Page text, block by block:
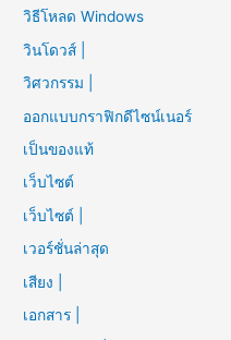
วิธีโหลด Windows
วินโดวส์ |
วิศวกรรม |
ออกแบบกราฟิกดีไซน์เนอร์
เป็นของแท้
เว็บไซต์
เว็บไซต์ |
เวอร์ชั่นล่าสุด
เสียง |
เอกสาร |